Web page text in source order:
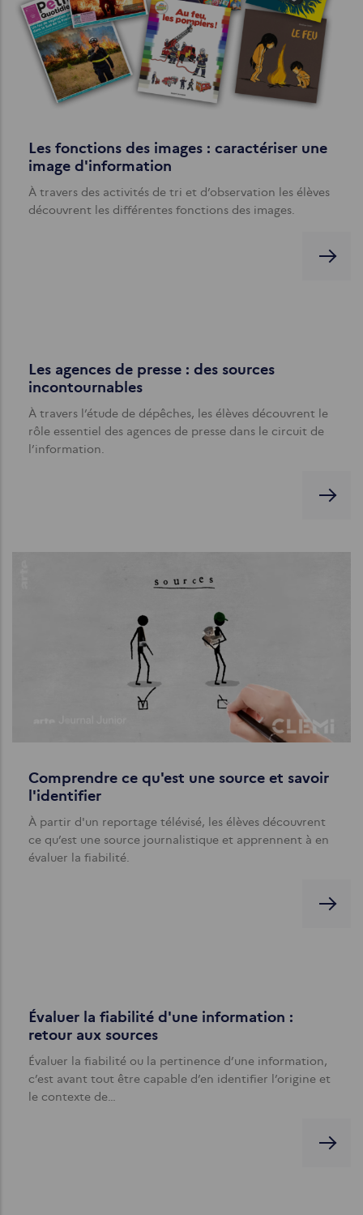
Les fonctions des images : caractériser une
image d'information
À travers des activités de tri et d’observation les élèves
découvrent les différentes fonctions des images.
Les agences de presse : des sources
incontournables
À travers l’étude de dépêches, les élèves découvrent le
rôle essentiel des agences de presse dans le circuit de
l’information.
Comprendre ce qu'est une source et savoir
l'identifier
À partir d'un reportage télévisé, les élèves découvrent
ce qu’est une source journalistique et apprennent à en
évaluer la fiabilité.
Évaluer la fiabilité d'une information :
retour aux sources
Évaluer la fiabilité ou la pertinence d’une information,
c’est avant tout être capable d’en identifier l’origine et
le contexte de…